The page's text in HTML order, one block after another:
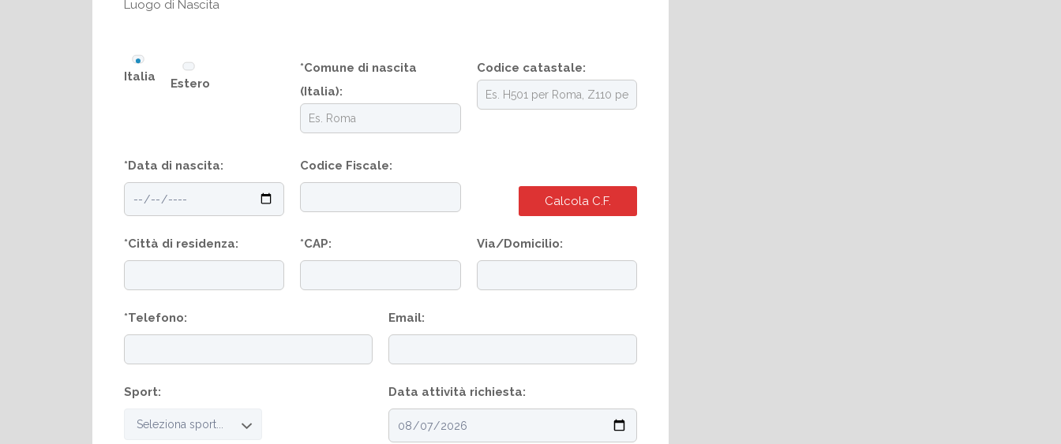
Luogo di Nascita
Italia Estero
*Comune di nascita
(Italia):
Codice catastale:
*Data di nascita: Codice Fiscale:
Calcola C.F.
*Città di residenza: *CAP: Via/Domicilio:
*Telefono: Email:
Sport: Data attività richiesta: